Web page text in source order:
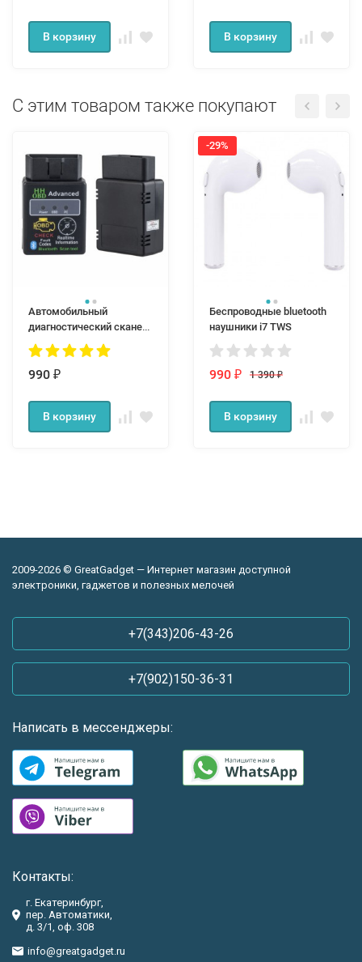
В корзину В корзину
С этим товаром также покупают
Автомобильный
диагностический сканер
адаптер ELM327 V 1.5
Bluetooth OBD2
990 ₽
В корзину
-29%
Беспроводные bluetooth
наушники i7 TWS
990 ₽ 1 390₽
В корзину
2009-2026 © GreatGadget — Интернет магазин доступной
электроники, гаджетов и полезных мелочей
+7(343)206-43-26
+7(902)150-36-31
Написать в мессенджеры:
Контакты:
г. Екатеринбург,
пер. Автоматики,
д. 3/1, оф. 308
info@greatgadget.ru